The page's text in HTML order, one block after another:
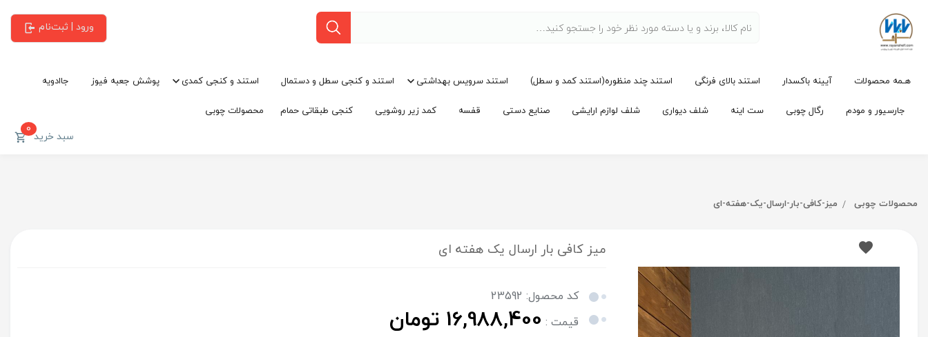
ورود | ثبت‌نام
هـمه محصولات آیینه باکسدار استند بالای فرنگی استند چند منظوره(استند کمد و سطل) استند سرویس بهداشتی استند و کنجی سطل و دستمال استند و کنجی کمدی پوشش جعبه فیوز
جاادویه
جارسیور و مودم
رگال چوبی ست اینه شلف دیواری شلف لوازم ارایشی صنایع دستی قفسه کمد زیر روشویی کنجی طبقاتی حمام محصولات چوبی
سبد خرید0
محصولات چوبی میز-کافی-بار-ارسال-یک-هفته-ای
میز کافی بار ارسال یک هفته ای
کد محصول: 23592
قیمت : 16,988,400 تومان